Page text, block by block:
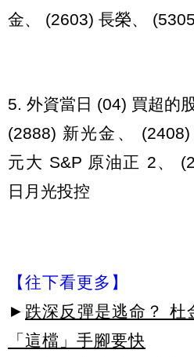
金、 (2603) 長榮、
5. 外資當日 (04) 買超的
(2888) 新光金、
元大 S&P 原油正 2、
日月光投控
【往下看更多】
► 跌深反彈是逃命？ 杜
「這檔」手腳要快